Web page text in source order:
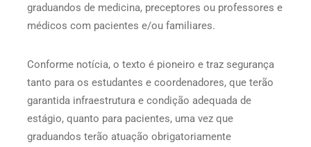
graduandos de medicina, preceptores ou professores e
médicos com pacientes e/ou familiares.
Conforme notícia, o texto é pioneiro e traz segurança
tanto para os estudantes e coordenadores, que terão
garantida infraestrutura e condição adequada de
estágio, quanto para pacientes, uma vez que
graduandos terão atuação obrigatoriamente